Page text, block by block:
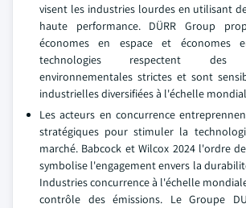
visent les industries lourdes en utilisant
haute performance. DÜRR Group
économes en espace et économes
technologies respectent des
environnementales strictes et sont
industrielles diversifiées à l'échelle
Les acteurs en concurrence
stratégiques pour stimuler la
marché. Babcock et Wilcox 2024 l'ordre
symbolise l'engagement envers la
Industries concurrence à l'échelle
contrôle des émissions. Le Groupe